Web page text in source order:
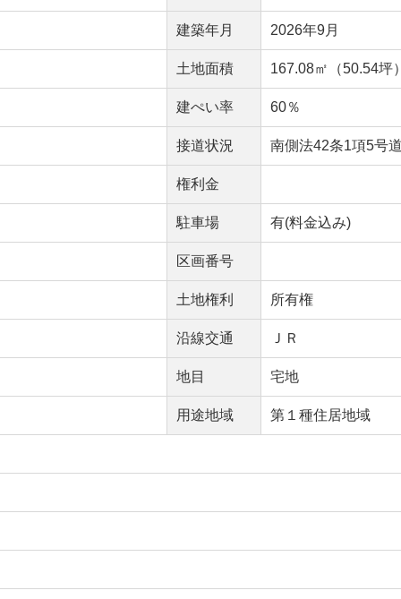
建築年月 2026年9月
土地面積 167.08㎡（50.54坪）
建ぺい率 60％
接道状況 南側法42条1項5号
権利金
駐車場 有(料金込み)
区画番号
土地権利 所有権
沿線交通 ＪＲ
地目 宅地
用途地域 第１種住居地域